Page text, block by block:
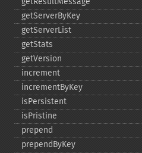
getServerByKey
getServerList
getStats
getVersion
increment
incrementByKey
isPersistent
isPristine
prepend
prependByKey